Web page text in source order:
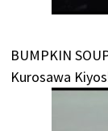
BUMPKIN
Kurosawa